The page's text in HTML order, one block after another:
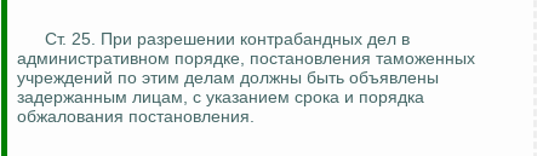
Ст. 25. При разрешении контрабандных дел в
административном порядке, постановления таможенных
учреждений по этим делам должны быть объявлены
задержанным лицам, с указанием срока и порядка
обжалования постановления.